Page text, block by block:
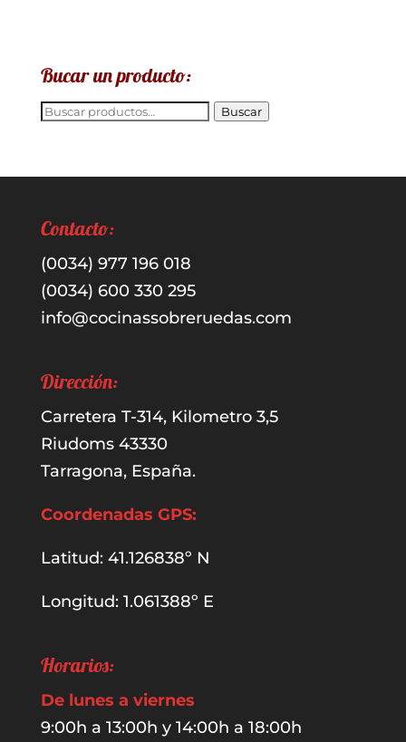
Bucar un producto:
Buscar
Buscar
Contacto:
(0034) 977 196 018
(0034) 600 330 295
info@cocinassobreruedas.com
Dirección:
Carretera T-314, Kilometro 3,5
Riudoms 43330
Tarragona, España.
Coordenadas GPS:
Latitud: 41.126838º N
Longitud: 1.061388º E
Horarios:
De lunes a viernes
9:00h a 13:00h y 14:00h a 18:00h